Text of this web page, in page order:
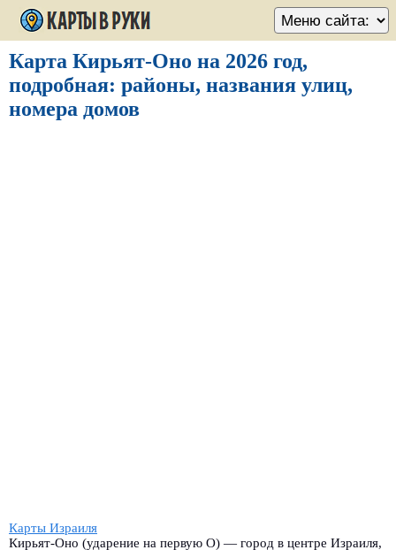
Карта Кирьят-Оно на 2026 год,
подробная: районы, названия улиц,
номера домов
Карты Израиля
Кирьят-Оно (ударение на первую О) — город в центре Израиля,